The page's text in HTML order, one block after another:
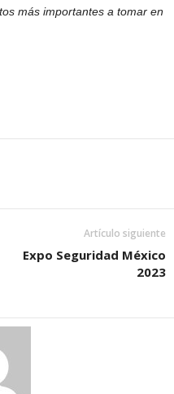
más importantes a tomar en
Artículo siguiente
Expo Seguridad México
2023